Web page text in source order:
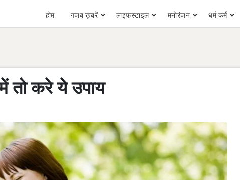
होम गजब ख़बरें लाइफस्टाइल मनोरंजन धर्म कर्म
तो करे ये उपाय